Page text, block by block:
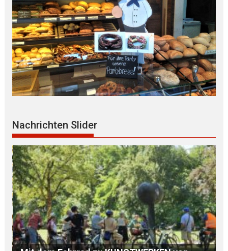
Nachrichten Slider
ÖDP Niederbayern unterstützt P E T I T I O N